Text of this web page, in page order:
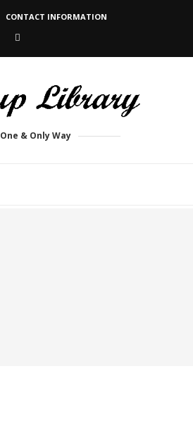
CONTACT INFORMATION
One & Only Way